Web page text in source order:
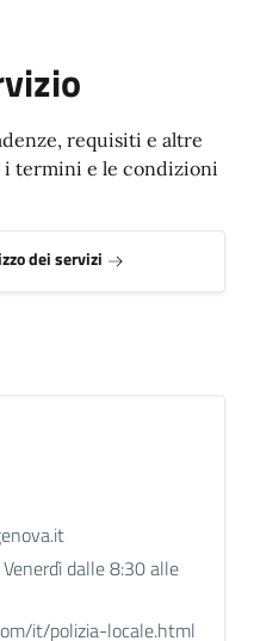
requisiti e altre
termini e le condizioni
dei servizi
dalle 8:30 alle
it/polizia-locale.html